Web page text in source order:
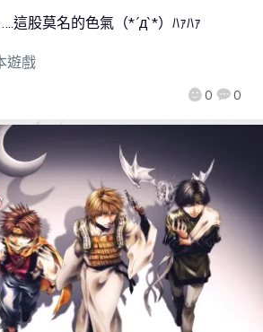
0 0
這股莫名的色氣（*´д`*）ﾊｧﾊｧ
遊戲